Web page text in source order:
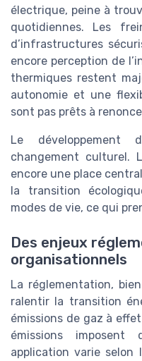
électrique, peine à
quotidiennes. Les
d’infrastructures
encore perception de
thermiques restent
autonomie et une
sont pas prêts à
Le développement
changement culturel.
encore une place
la transition
modes de vie, ce qui
Des enjeux
organisationnels
La réglementation,
ralentir la transition
émissions de gaz à
émissions
application varie selon